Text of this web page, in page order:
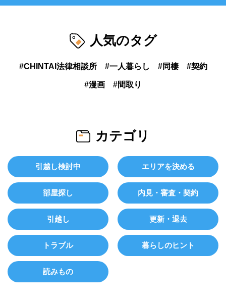
人気のタグ
CHINTAI法律相談所 一人暮らし 同棲 契約
漫画 間取り
カテゴリ
引越し検討中 エリアを決める
部屋探し 内見・審査・契約
引越し 更新・退去
トラブル 暮らしのヒント
読みもの